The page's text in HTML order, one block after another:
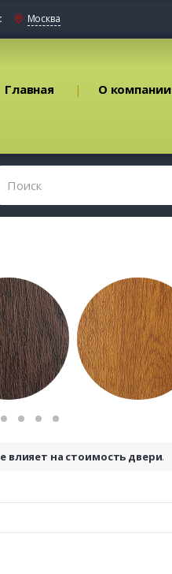
Москва
Главная О компании
влияет на стоимость двери.